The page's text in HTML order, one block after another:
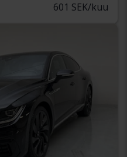
601 SEK/kuu